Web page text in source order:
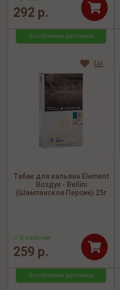
292 р.
Бесплатная доставка
Табак для кальяна Element
Воздух - Bellini
(Шампанское Персик) 25г
✓ В наличии
259 р.
Бесплатная доставка